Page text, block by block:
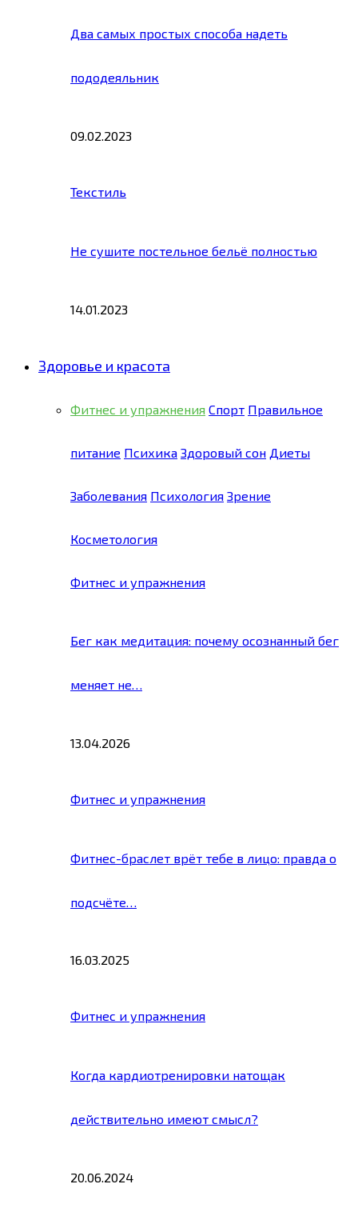
Два самых простых способа надеть
пододеяльник
09.02.2023
Текстиль
Не сушите постельное бельё полностью
14.01.2023
Здоровье и красота
Фитнес и упражнения Спорт Правильное
питание Психика Здоровый сон Диеты
Заболевания Психология Зрение
Косметология
Фитнес и упражнения
Бег как медитация: почему осознанный бег
меняет не…
13.04.2026
Фитнес и упражнения
Фитнес-браслет врёт тебе в лицо: правда о
подсчёте…
16.03.2025
Фитнес и упражнения
Когда кардиотренировки натощак
действительно имеют смысл?
20.06.2024